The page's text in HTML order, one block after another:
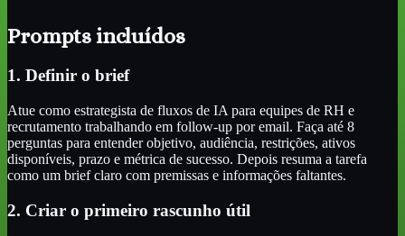
Prompts incluídos
1. Definir o brief
Atue como estrategista de fluxos de IA para equipes de RH e
recrutamento trabalhando em follow-up por email. Faça até 8
perguntas para entender objetivo, audiência, restrições, ativos
disponíveis, prazo e métrica de sucesso. Depois resuma a tarefa
como um brief claro com premissas e informações faltantes.
2. Criar o primeiro rascunho útil